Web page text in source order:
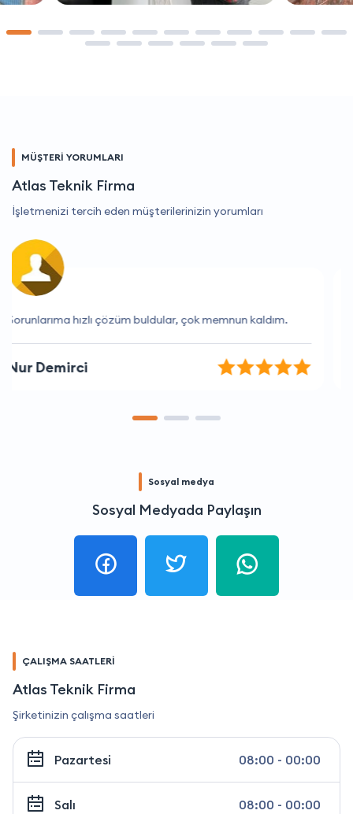
MÜŞTERİ YORUMLARI
Atlas Teknik Firma
İşletmenizi tercih eden müşterilerinizin yorumları
Hizmetlerini kesinlikle tavsiye ederim.
Kaan Aydın
Sosyal medya
Sosyal Medyada Paylaşın
ÇALIŞMA SAATLERİ
Atlas Teknik Firma
Şirketinizin çalışma saatleri
Pazartesi 08:00 - 00:00
Salı 08:00 - 00:00